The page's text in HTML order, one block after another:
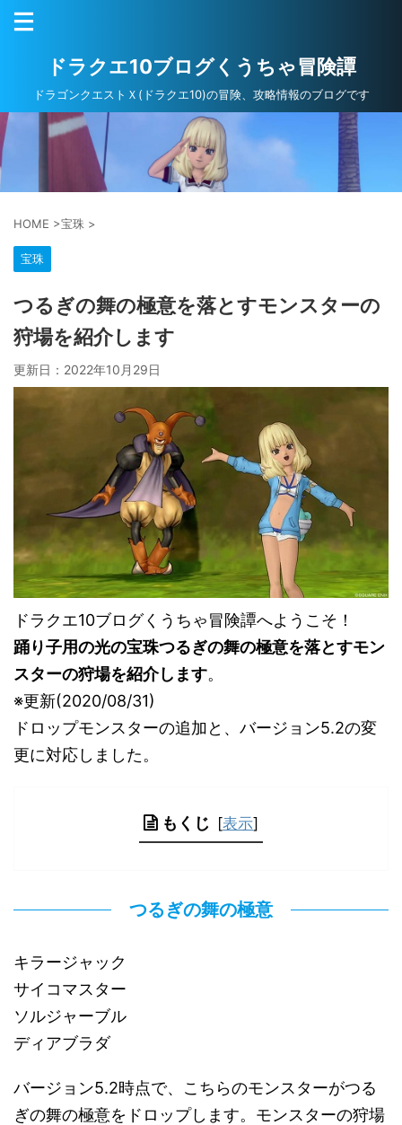
ドラクエ10ブログくうちゃ冒険譚
ドラゴンクエストＸ(ドラクエ10)の冒険、攻略情報のブログです
HOME >宝珠 >
宝珠
つるぎの舞の極意を落とすモンスターの
狩場を紹介します
更新日： 2022年10月29日
ドラクエ10ブログくうちゃ冒険譚へようこそ！
踊り子用の光の宝珠つるぎの舞の極意を落とすモン
スターの狩場を紹介します。
※更新(2020/08/31)
ドロップモンスターの追加と、バージョン5.2の変
更に対応しました。
もくじ [表示]
つるぎの舞の極意
キラージャック
サイコマスター
ソルジャーブル
ディアブラダ
バージョン5.2時点で、こちらのモンスターがつる
ぎの舞の極意をドロップします。モンスターの狩場